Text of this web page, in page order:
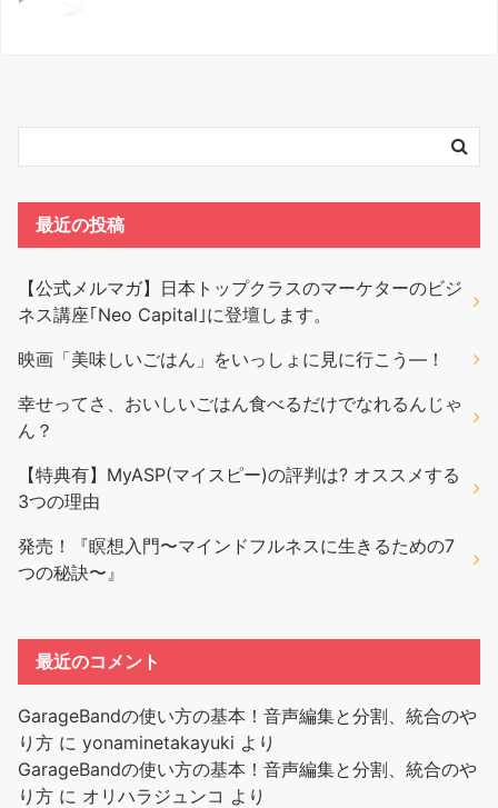
最近の投稿
【公式メルマガ】日本トップクラスのマーケターのビジ
ネス講座｢Neo Capital｣に登壇します。
映画「美味しいごはん」をいっしょに見に行こう―！
幸せってさ、おいしいごはん食べるだけでなれるんじゃ
ん？
【特典有】MyASP(マイスピー)の評判は? オススメする
3つの理由
発売！『瞑想入門〜マインドフルネスに生きるための7
つの秘訣〜』
最近のコメント
GarageBandの使い方の基本！音声編集と分割、統合のや
り方 に yonaminetakayuki より
GarageBandの使い方の基本！音声編集と分割、統合のや
り方 に オリハラジュンコ より